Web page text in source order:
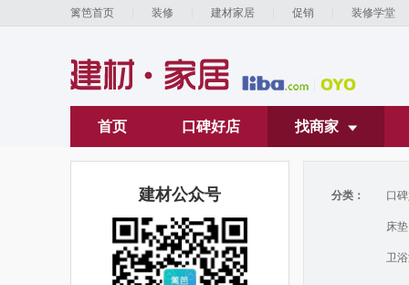
篱笆首页 装修 建材家居 促销 装修学堂
首页 口碑好店 找商家 
建材公众号 分类： 口
床垫
卫